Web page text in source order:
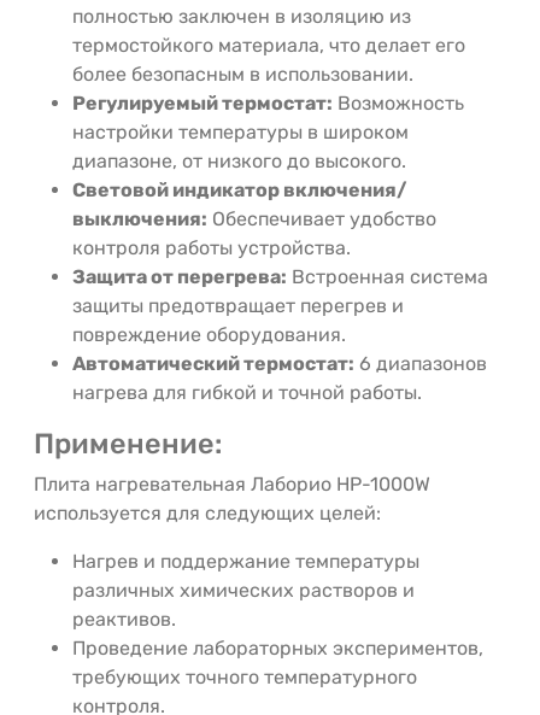
полностью заключен в изоляцию из
термостойкого материала, что делает его
более безопасным в использовании.
Регулируемыйтермостат: Возможность
настройки температуры в широком
диапазоне, от низкого до высокого.
Световой индикатор включения/
выключения: Обеспечивает удобство
контроля работы устройства.
Защитаот перегрева: Встроенная система
защиты предотвращает перегрев и
повреждение оборудования.
Автоматическийтермостат: 6 диапазонов
нагрева для гибкой и точной работы.
Применение:
Плита нагревательная Лаборио HP-1000W
используется для следующих целей:
Нагрев и поддержание температуры
различных химических растворов и
реактивов.
Проведение лабораторных экспериментов,
требующих точного температурного
контроля.